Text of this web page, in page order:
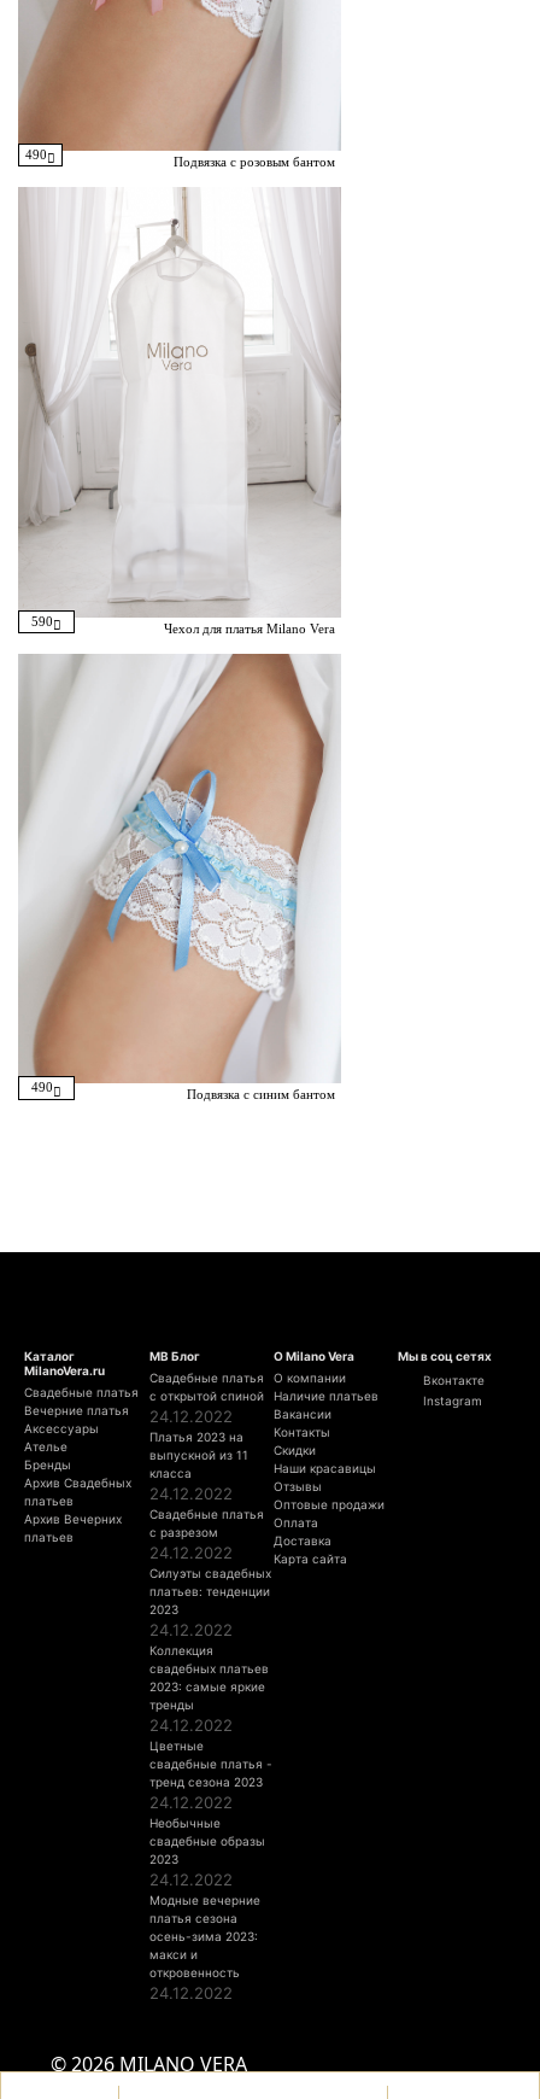
490 Подвязка с розовым бантом
590 Чехол для платья Milano Vera
490 Подвязка с синим бантом
Каталог
MilanoVera.ru
Свадебные платья
Вечерние платья
Аксессуары
Ателье
Бренды
Архив Свадебных
платьев
Архив Вечерних
платьев
МВ Блог
Свадебные платья
с открытой спиной
24.12.2022
Платья 2023 на
выпускной из 11
класса
24.12.2022
Свадебные платья
с разрезом
24.12.2022
Силуэты свадебных
платьев: тенденции
2023
24.12.2022
Коллекция
свадебных платьев
2023: самые яркие
тренды
24.12.2022
Цветные
свадебные платья -
тренд сезона 2023
24.12.2022
Необычные
свадебные образы
2023
24.12.2022
Модные вечерние
платья сезона
осень-зима 2023:
макси и
откровенность
24.12.2022
О Milano Vera
О компании
Наличие платьев
Вакансии
Контакты
Скидки
Наши красавицы
Отзывы
Оптовые продажи
Оплата
Доставка
Карта сайта
Мы в соц сетях
Вконтакте
Instagram
© 2026 MILANO VERA